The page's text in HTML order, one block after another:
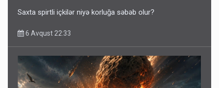
Saxta spirtli içkilər niyə korluğa səbəb olur?
6 Avqust 22:33